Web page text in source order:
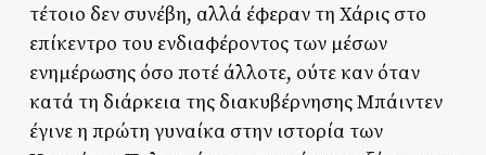
τέτοιο δεν συνέβη, αλλά έφεραν τη Χάρις στο
επίκεντρο του ενδιαφέροντος των μέσων
ενημέρωσης όσο ποτέ άλλοτε, ούτε καν όταν
κατά τη διάρκεια της διακυβέρνησης Μπάιντεν
έγινε η πρώτη γυναίκα στην ιστορία των